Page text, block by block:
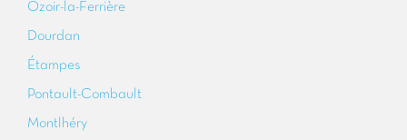
Ozoir-la-Ferrière
Dourdan
Étampes
Pontault-Combault
Montlhéry